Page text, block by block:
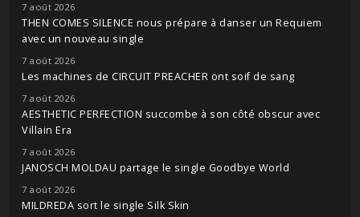
7 août 2026
THEN COMES SILENCE nous prépare à danser un Requiem
avec un nouveau single
7 août 2026
Les machines de CIRCUIT PREACHER ont soif de sang
7 août 2026
AESTHETIC PERFECTION succombe à son côté obscur avec
Villain Era
7 août 2026
JANOSCH MOLDAU partage le single Goodbye World
7 août 2026
MILDREDA sort le single Silk Skin